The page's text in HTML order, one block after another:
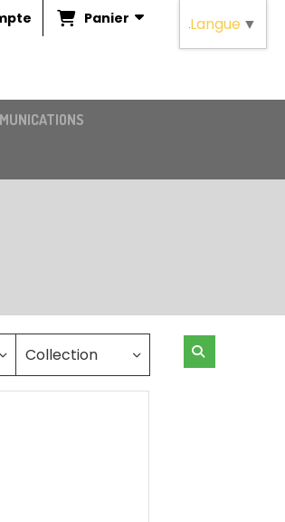
Panier
Collection
Langue ▼